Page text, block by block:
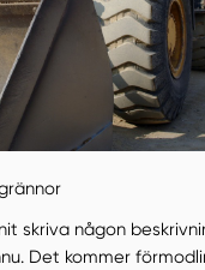
tillvägagångssätt
skriva någon
Det kommer